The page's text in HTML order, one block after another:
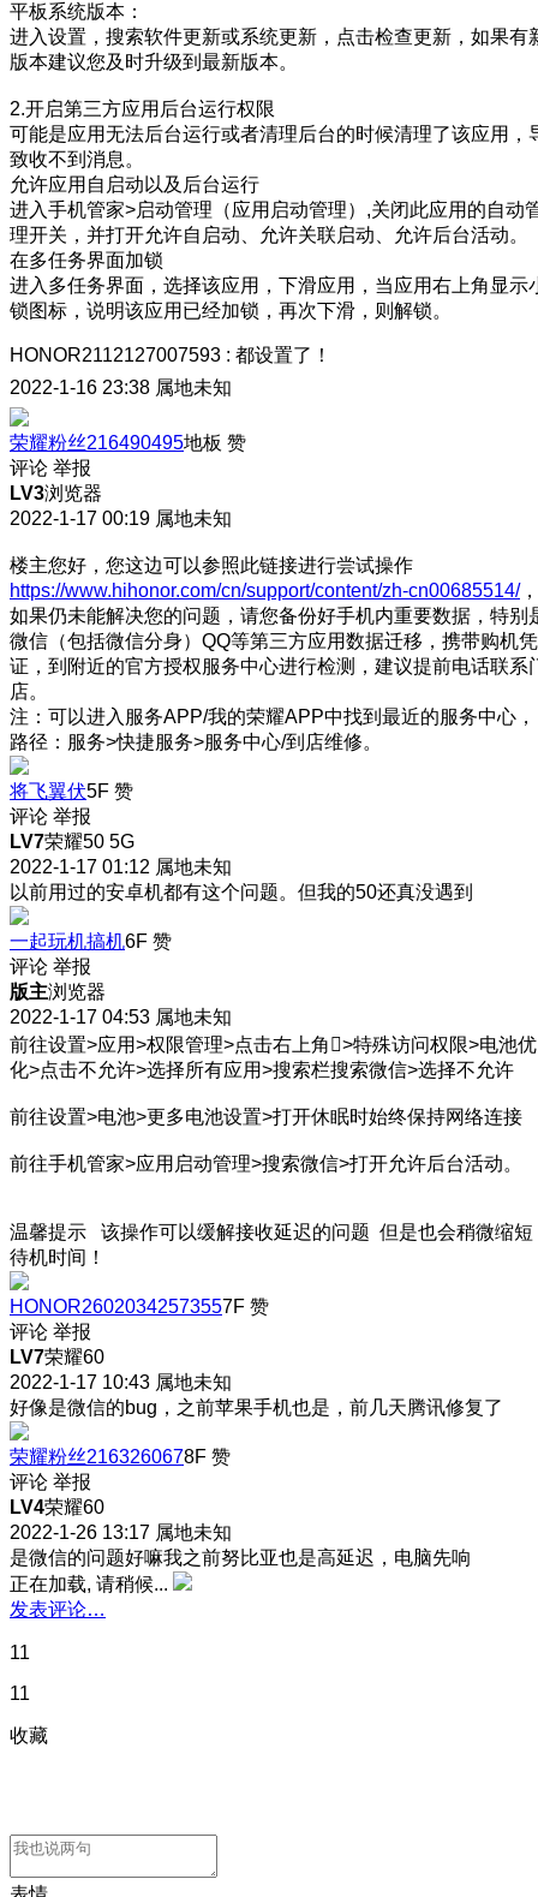
平板系统版本：
进入设置，搜索软件更新或系统更新，点击检查更新，如果有
版本建议您及时升级到最新版本。
2.开启第三方应用后台运行权限
可能是应用无法后台运行或者清理后台的时候清理了该应用，
致收不到消息。
允许应用自启动以及后台运行
进入手机管家>启动管理（应用启动管理）,关闭此应用的自动
理开关，并打开允许自启动、允许关联启动、允许后台活动。
在多任务界面加锁
进入多任务界面，选择该应用，下滑应用，当应用右上角显示
锁图标，说明该应用已经加锁，再次下滑，则解锁。
HONOR2112127007593 : 都设置了！
2022-1-16 23:38 属地未知
荣耀粉丝216490495地板 赞
评论 举报
LV3浏览器
2022-1-17 00:19 属地未知
楼主您好，您这边可以参照此链接进行尝试操作
https://www.hihonor.com/cn/support/content/zh-cn00685514/，
如果仍未能解决您的问题，请您备份好手机内重要数据，特别
微信（包括微信分身）QQ等第三方应用数据迁移，携带购机凭
证，到附近的官方授权服务中心进行检测，建议提前电话联系
店。
注：可以进入服务APP/我的荣耀APP中找到最近的服务中心，
路径：服务>快捷服务>服务中心/到店维修。
将飞翼伏5F 赞
评论 举报
LV7荣耀50 5G
2022-1-17 01:12 属地未知
以前用过的安卓机都有这个问题。但我的50还真没遇到
一起玩机搞机6F 赞
评论 举报
版主浏览器
2022-1-17 04:53 属地未知
前往设置>应用>权限管理>点击右上角>特殊访问权限>电池优
化>点击不允许>选择所有应用>搜索栏搜索微信>选择不允许
前往设置>电池>更多电池设置>打开休眠时始终保持网络连接
前往手机管家>应用启动管理>搜索微信>打开允许后台活动。
温馨提示 该操作可以缓解接收延迟的问题 但是也会稍微缩短
待机时间！
HONOR26020342573557F 赞
评论 举报
LV7荣耀60
2022-1-17 10:43 属地未知
好像是微信的bug，之前苹果手机也是，前几天腾讯修复了
荣耀粉丝2163260678F 赞
评论 举报
LV4荣耀60
2022-1-26 13:17 属地未知
是微信的问题好嘛我之前努比亚也是高延迟，电脑先响
正在加载, 请稍候...
发表评论…
11
11
收藏